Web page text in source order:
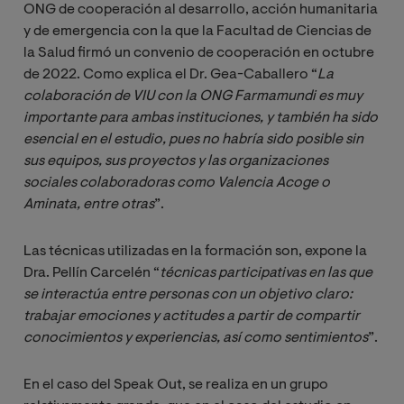
ONG de cooperación al desarrollo, acción humanitaria
y de emergencia con la que la Facultad de Ciencias de
la Salud firmó un convenio de cooperación en octubre
de 2022. Como explica el Dr. Gea-Caballero “La
colaboración de VIU con la ONG Farmamundi es muy
importante para ambas instituciones, y también ha sido
esencial en el estudio, pues no habría sido posible sin
sus equipos, sus proyectos y las organizaciones
sociales colaboradoras como Valencia Acoge o
Aminata, entre otras”.
Las técnicas utilizadas en la formación son, expone la
Dra. Pellín Carcelén “técnicas participativas en las que
se interactúa entre personas con un objetivo claro:
trabajar emociones y actitudes a partir de compartir
conocimientos y experiencias, así como sentimientos”.
En el caso del Speak Out, se realiza en un grupo